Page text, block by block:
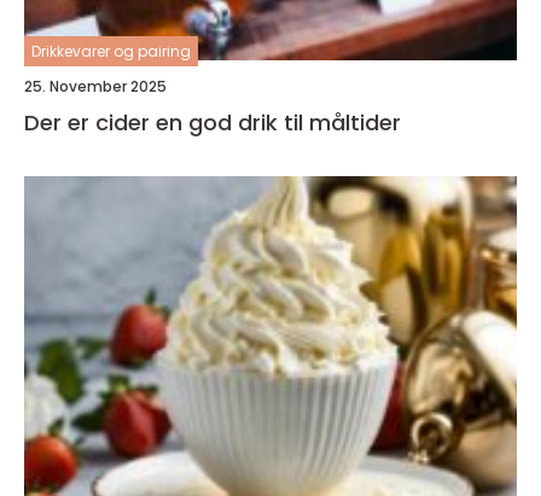
Drikkevarer og pairing
25. November 2025
Der er cider en god drik til måltider